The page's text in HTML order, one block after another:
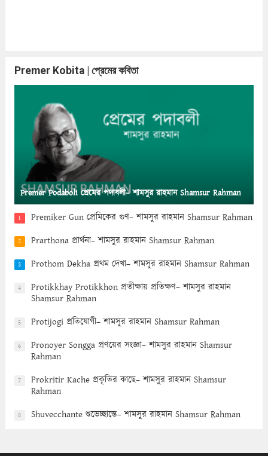
Premer Kobita | প্রেমের কবিতা
Premer Podaboli প্রেমের পদাবলী– শামসুর রাহমান Shamsur Rahman
1 Premiker Gun প্রেমিকের গুণ– শামসুর রাহমান Shamsur Rahman
2 Prarthona প্রার্থনা– শামসুর রাহমান Shamsur Rahman
3 Prothom Dekha প্রথম দেখা– শামসুর রাহমান Shamsur Rahman
4
Protikkhay Protikkhon প্রতীক্ষায় প্রতিক্ষণ– শামসুর রাহমান
Shamsur Rahman
5 Protijogi প্রতিযোগী– শামসুর রাহমান Shamsur Rahman
6
Pronoyer Songga প্রণয়ের সংজ্ঞা– শামসুর রাহমান Shamsur
Rahman
7
Prokritir Kache প্রকৃতির কাছে– শামসুর রাহমান Shamsur
Rahman
8 Shuvecchante শুভেচ্ছান্তে– শামসুর রাহমান Shamsur Rahman